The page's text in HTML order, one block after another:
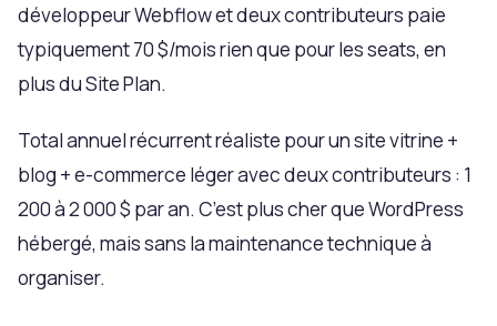
développeur Webflow et deux contributeurs paie
typiquement 70 $/mois rien que pour les seats, en
plus du Site Plan.
Total annuel récurrent réaliste pour un site vitrine +
blog + e-commerce léger avec deux contributeurs : 1
200 à 2 000 $ par an. C’est plus cher que WordPress
hébergé, mais sans la maintenance technique à
organiser.